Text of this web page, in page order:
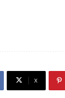
X